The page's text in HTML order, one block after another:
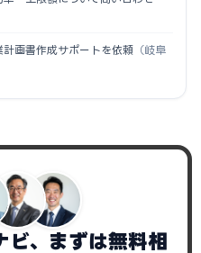
画書作成サポートを依頼 （岐阜
ビ、まずは無料相